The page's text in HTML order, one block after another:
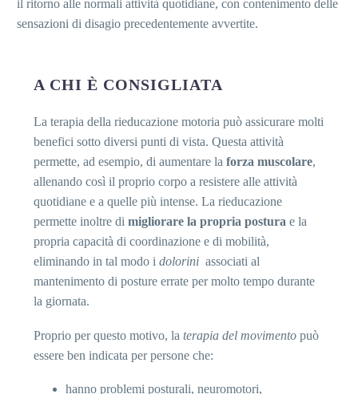
il ritorno alle normali attività quotidiane, con contenimento delle
sensazioni di disagio precedentemente avvertite.
A CHI È CONSIGLIATA
La terapia della rieducazione motoria può assicurare molti
benefici sotto diversi punti di vista. Questa attività
permette, ad esempio, di aumentare la forza muscolare,
allenando così il proprio corpo a resistere alle attività
quotidiane e a quelle più intense. La rieducazione
permette inoltre di migliorare la propria postura e la
propria capacità di coordinazione e di mobilità,
eliminando in tal modo i dolorini associati al
mantenimento di posture errate per molto tempo durante
la giornata.
Proprio per questo motivo, la terapia del movimento può
essere ben indicata per persone che:
hanno problemi posturali, neuromotori,